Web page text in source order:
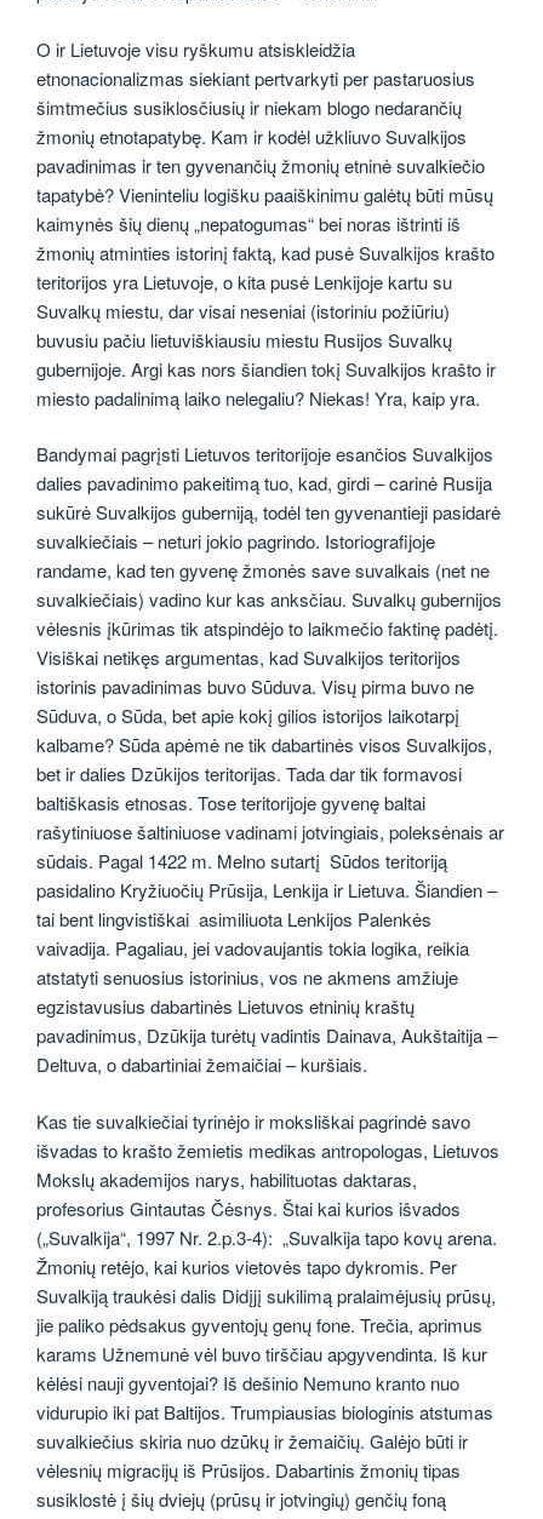
O ir Lietuvoje visu ryškumu atsiskleidžia
etnonacionalizmas siekiant pertvarkyti per pastaruosius
šimtmečius susiklosčiusių ir niekam blogo nedarančių
žmonių etnotapatybę. Kam ir kodėl užkliuvo Suvalkijos
pavadinimas ir ten gyvenančių žmonių etninė suvalkiečio
tapatybė? Vieninteliu logišku paaiškinimu galėtų būti mūsų
kaimynės šių dienų „nepatogumas“ bei noras ištrinti iš
žmonių atminties istorinį faktą, kad pusė Suvalkijos krašto
teritorijos yra Lietuvoje, o kita pusė Lenkijoje kartu su
Suvalkų miestu, dar visai neseniai (istoriniu požiūriu)
buvusiu pačiu lietuviškiausiu miestu Rusijos Suvalkų
gubernijoje. Argi kas nors šiandien tokį Suvalkijos krašto ir
miesto padalinimą laiko nelegaliu? Niekas! Yra, kaip yra.
Bandymai pagrįsti Lietuvos teritorijoje esančios Suvalkijos
dalies pavadinimo pakeitimą tuo, kad, girdi – carinė Rusija
sukūrė Suvalkijos guberniją, todėl ten gyvenantieji pasidarė
suvalkiečiais – neturi jokio pagrindo. Istoriografijoje
randame, kad ten gyvenę žmonės save suvalkais (net ne
suvalkiečiais) vadino kur kas anksčiau. Suvalkų gubernijos
vėlesnis įkūrimas tik atspindėjo to laikmečio faktinę padėtį.
Visiškai netikęs argumentas, kad Suvalkijos teritorijos
istorinis pavadinimas buvo Sūduva. Visų pirma buvo ne
Sūduva, o Sūda, bet apie kokį gilios istorijos laikotarpį
kalbame? Sūda apėmė ne tik dabartinės visos Suvalkijos,
bet ir dalies Dzūkijos teritorijas. Tada dar tik formavosi
baltiškasis etnosas. Tose teritorijoje gyvenę baltai
rašytiniuose šaltiniuose vadinami jotvingiais, poleksėnais ar
sūdais. Pagal 1422 m. Melno sutartį Sūdos teritoriją
pasidalino Kryžiuočių Prūsija, Lenkija ir Lietuva. Šiandien –
tai bent lingvistiškai asimiliuota Lenkijos Palenkės
vaivadija. Pagaliau, jei vadovaujantis tokia logika, reikia
atstatyti senuosius istorinius, vos ne akmens amžiuje
egzistavusius dabartinės Lietuvos etninių kraštų
pavadinimus, Dzūkija turėtų vadintis Dainava, Aukštaitija –
Deltuva, o dabartiniai žemaičiai – kuršiais.
Kas tie suvalkiečiai tyrinėjo ir moksliškai pagrindė savo
išvadas to krašto žemietis medikas antropologas, Lietuvos
Mokslų akademijos narys, habilituotas daktaras,
profesorius Gintautas Čėsnys. Štai kai kurios išvados
(„Suvalkija“, 1997 Nr. 2.p.3-4): „Suvalkija tapo kovų arena.
Žmonių retėjo, kai kurios vietovės tapo dykromis. Per
Suvalkiją traukėsi dalis Didįjį sukilimą pralaimėjusių prūsų,
jie paliko pėdsakus gyventojų genų fone. Trečia, aprimus
karams Užnemunė vėl buvo tirščiau apgyvendinta. Iš kur
kėlėsi nauji gyventojai? Iš dešinio Nemuno kranto nuo
vidurupio iki pat Baltijos. Trumpiausias biologinis atstumas
suvalkiečius skiria nuo dzūkų ir žemaičių. Galėjo būti ir
vėlesnių migracijų iš Prūsijos. Dabartinis žmonių tipas
susiklostė į šių dviejų (prūsų ir jotvingių) genčių foną